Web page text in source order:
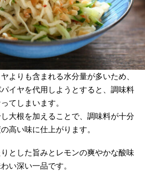
よりも含まれる水分量が多いため、
イヤを代用しようとすると、調味料
てしまいます。
大根を加えることで、調味料が十分
高い味に仕上がります。
とした旨みとレモンの爽やかな酸味
い深い一品です。